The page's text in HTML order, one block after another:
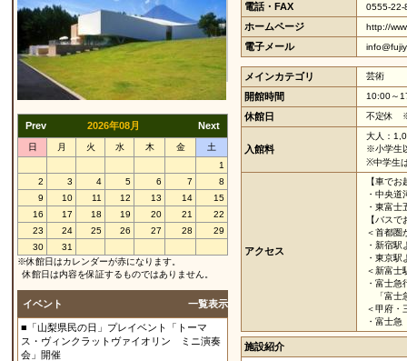
Prev 2026年08月 Next
日 月 火 水 木 金
土
1
2
3 4 5 6 7
8
9
10 11 12 13 14
15
16
17 18 19 20 21
22
23
24 25 26 27 28
29
30
31
※休館日はカレンダーが赤になります。
休館日は内容を保証するものではありません。
イベント 一覧表示
■「山梨県民の日」プレイベント「トーマ
ス・ヴィンクラットヴァイオリン ミニ演奏
会」開催
電話・FAX 0555-
ホームページ http://
電子メール
メインカテゴリ 芸術
開館時間 10:00～
休館日 不定休
入館料
大人：
※小学生
※中学生
アクセス
【車で
・中央
・東富
【バス
＜首都圏
・新宿
・東京
＜新富士
・富士
「富士
＜甲府・
・富士急
施設紹介